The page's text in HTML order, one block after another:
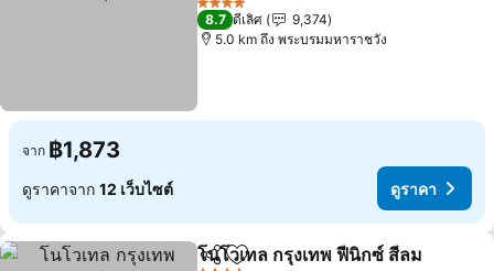
4 ดาว
8.7 ดีเลิศ
9,374
5.0 km ถึง พระบรมมหาราชวัง
จาก ฿1,873
ดูราคาจาก 12 เว็บไซต์ ดูราคา
แชร์ เพิ่มในรายการโปรด
โนโวเทล กรุงเทพ ฟีนิกซ์ สีลม